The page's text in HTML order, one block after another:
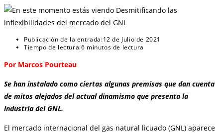
Publicación de la entrada:12 de Julio de 2021
Tiempo de lectura:6 minutos de lectura
Por Marcos Pourteau
Se han instalado como ciertas algunas premisas que dan cuenta
de mitos alejados del actual dinamismo que presenta la
industria del GNL.
El mercado internacional del gas natural licuado (GNL) aparece